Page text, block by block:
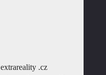
.cz